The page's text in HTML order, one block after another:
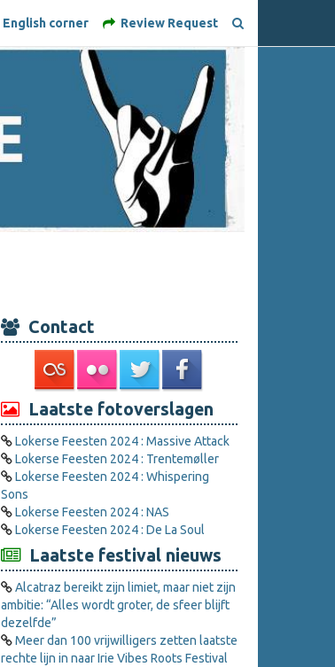
English corner Review Request
Contact
Laatste fotoverslagen
Lokerse Feesten 2024 : Massive Attack
Lokerse Feesten 2024 : Trentemøller
Lokerse Feesten 2024 : Whispering
Sons
Lokerse Feesten 2024 : NAS
Lokerse Feesten 2024 : De La Soul
Laatste festival nieuws
Alcatraz bereikt zijn limiet, maar niet zijn
ambitie: “Alles wordt groter, de sfeer blijft
dezelfde”
Meer dan 100 vrijwilligers zetten laatste
rechte lijn in naar Irie Vibes Roots Festival